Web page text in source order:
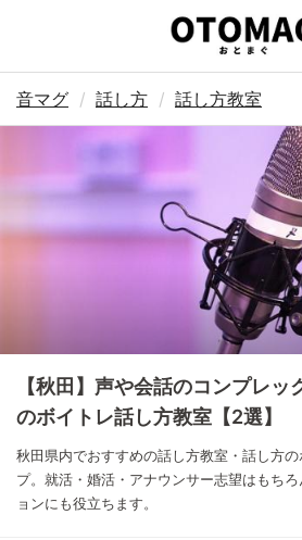
音マグ 話し方 話し方教室
【秋田】声や会話のコンプレ
のボイトレ話し方教室【2選】
秋田県内でおすすめの話し方教室・話し方
プ。就活・婚活・アナウンサー志望はもち
ョンにも役立ちます。